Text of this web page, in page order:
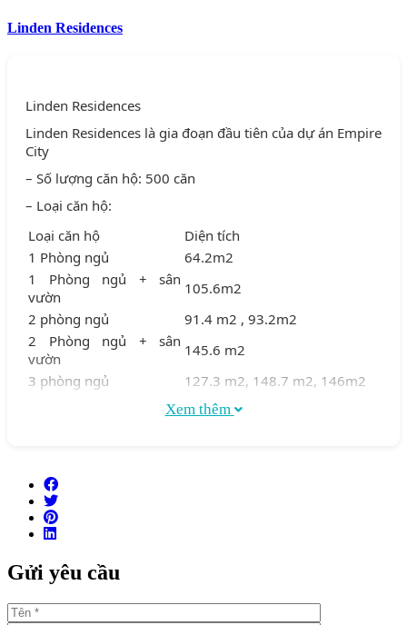
Linden Residences
Linden Residences
Linden Residences là gia đoạn đầu tiên của dự án Empire
City
– Số lượng căn hộ: 500 căn
– Loại căn hộ:
Loại căn hộ
Diện tích
1 Phòng ngủ
64.2m2
1 Phòng ngủ + sân
vườn
105.6m2
2 phòng ngủ
91.4 m2 , 93.2m2
2 Phòng ngủ + sân
vườn
145.6 m2
3 phòng ngủ
127.3 m2, 148.7 m2, 146m2
3 phòng ngủ + sân 211.3 m2
Hồ bơi nước ấm
Phòng tập thể dục
BBQ
Sân vườn
Hầm đậu xe hơi
Phòng cộng đồng
Xem thêm
Gửi yêu cầu